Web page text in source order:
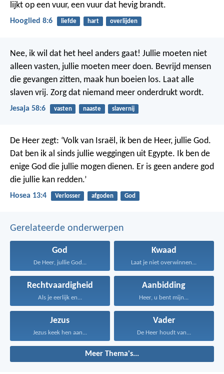
lijkt op een vuur, een vuur dat hevig brandt.
Hooglied 8:6 liefde hart overlijden
Nee, ik wil dat het heel anders gaat! Jullie moeten niet
alleen vasten, jullie moeten meer doen. Bevrijd mensen
die gevangen zitten, maak hun boeien los. Laat alle
slaven vrij. Zorg dat niemand meer onderdrukt wordt.
Jesaja 58:6 vasten naaste slavernij
De Heer zegt: ‘Volk van Israël, ik ben de Heer, jullie God.
Dat ben ik al sinds jullie weggingen uit Egypte. Ik ben de
enige God die jullie mogen dienen. Er is geen andere god
die jullie kan redden.’
Hosea 13:4 Verlosser afgoden God
Gerelateerde onderwerpen
God
De Heer, jullie God...
Kwaad
Laat je niet overwinnen...
Rechtvaardigheid
Als je eerlijk en...
Aanbidding
Heer, u bent mijn...
Jezus
Jezus keek hen aan...
Vader
De Heer houdt van...
Meer Thema's...